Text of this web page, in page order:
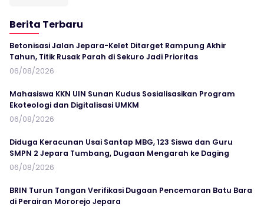
Berita Terbaru
Betonisasi Jalan Jepara-Kelet Ditarget Rampung Akhir
Tahun, Titik Rusak Parah di Sekuro Jadi Prioritas
06/08/2026
Mahasiswa KKN UIN Sunan Kudus Sosialisasikan Program
Ekoteologi dan Digitalisasi UMKM
06/08/2026
Diduga Keracunan Usai Santap MBG, 123 Siswa dan Guru
SMPN 2 Jepara Tumbang, Dugaan Mengarah ke Daging
06/08/2026
BRIN Turun Tangan Verifikasi Dugaan Pencemaran Batu Bara
di Perairan Mororejo Jepara